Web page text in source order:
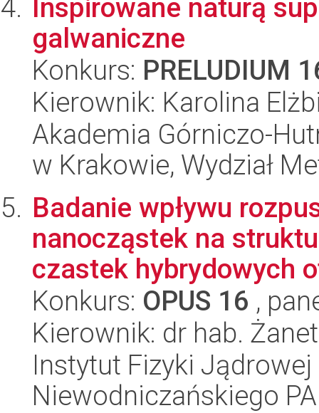
Inspirowane naturą
galwaniczne
Konkurs: PRELUDIUM
Kierownik: Karolina
Akademia Górniczo-
w Krakowie, Wydział
Badanie wpływu
nanocząstek na
czastek hybrydowych
Konkurs: OPUS 16 ,
Kierownik: dr hab.
Instytut Fizyki
Niewodniczańskiego